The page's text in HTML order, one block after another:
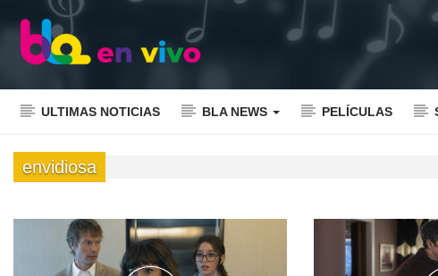
ULTIMAS NOTICIAS BLA NEWS PELÍCULAS
envidiosa